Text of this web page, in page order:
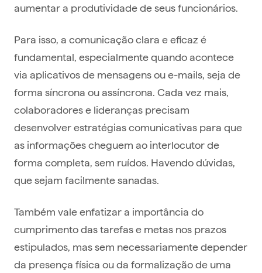
aumentar a produtividade de seus funcionários.
Para isso, a comunicação clara e eficaz é
fundamental, especialmente quando acontece
via aplicativos de mensagens ou e-mails, seja de
forma síncrona ou assíncrona. Cada vez mais,
colaboradores e lideranças precisam
desenvolver estratégias comunicativas para que
as informações cheguem ao interlocutor de
forma completa, sem ruídos. Havendo dúvidas,
que sejam facilmente sanadas.
Também vale enfatizar a importância do
cumprimento das tarefas e metas nos prazos
estipulados, mas sem necessariamente depender
da presença física ou da formalização de uma